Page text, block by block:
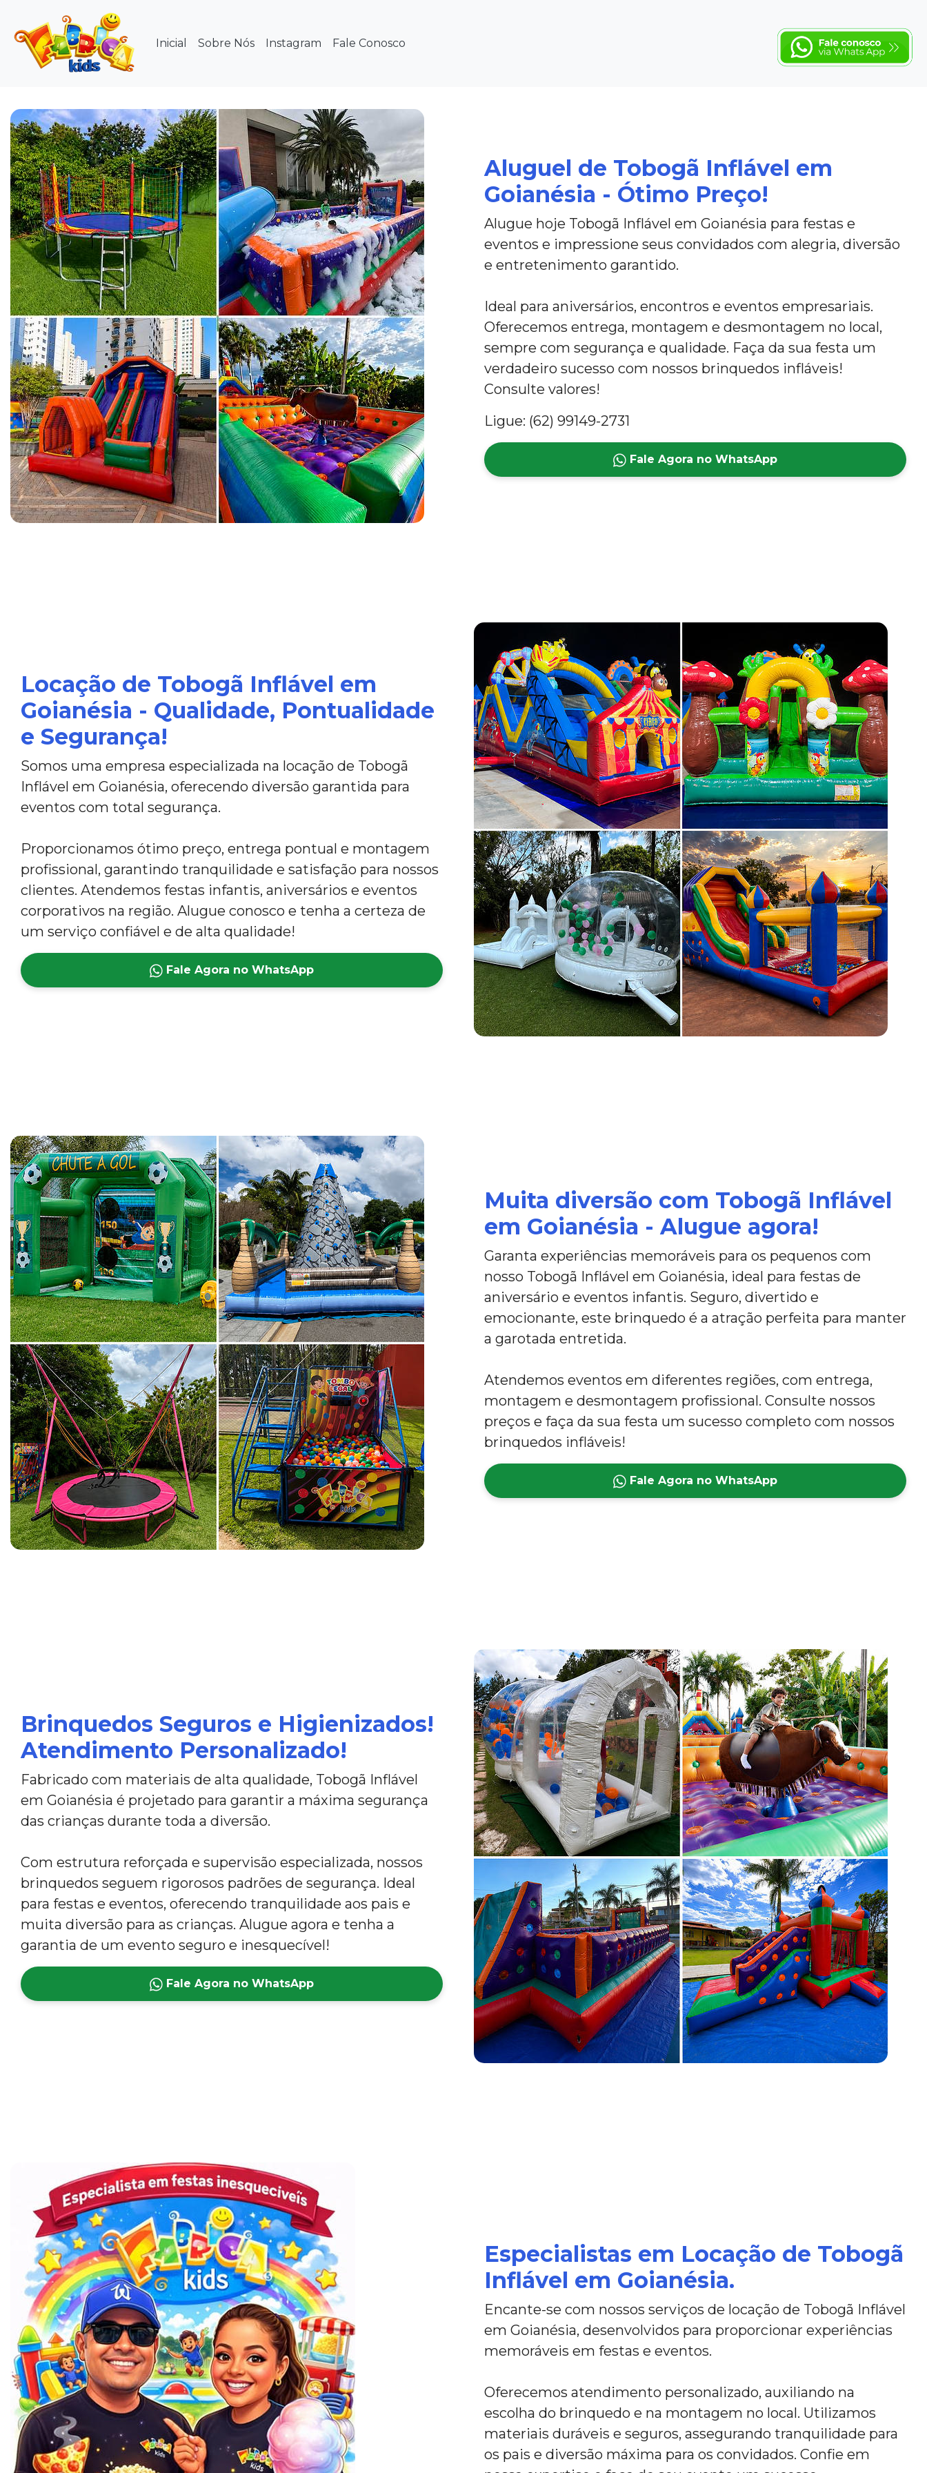
Inicial Sobre Nós Instagram Fale Conosco
Aluguel de Tobogã Inflável em
Goianésia - Ótimo Preço!
Alugue hoje Tobogã Inflável em Goianésia para festas e
eventos e impressione seus convidados com alegria, diversão
e entretenimento garantido.
Ideal para aniversários, encontros e eventos empresariais.
Oferecemos entrega, montagem e desmontagem no local,
sempre com segurança e qualidade. Faça da sua festa um
verdadeiro sucesso com nossos brinquedos infláveis!
Consulte valores!
Ligue: (62) 99149-2731
Fale Agora no WhatsApp
Locação de Tobogã Inflável em
Goianésia - Qualidade, Pontualidade
e Segurança!
Somos uma empresa especializada na locação de Tobogã
Inflável em Goianésia, oferecendo diversão garantida para
eventos com total segurança.
Proporcionamos ótimo preço, entrega pontual e montagem
profissional, garantindo tranquilidade e satisfação para nossos
clientes. Atendemos festas infantis, aniversários e eventos
corporativos na região. Alugue conosco e tenha a certeza de
um serviço confiável e de alta qualidade!
Fale Agora no WhatsApp
Muita diversão com Tobogã Inflável
em Goianésia - Alugue agora!
Garanta experiências memoráveis para os pequenos com
nosso Tobogã Inflável em Goianésia, ideal para festas de
aniversário e eventos infantis. Seguro, divertido e
emocionante, este brinquedo é a atração perfeita para manter
a garotada entretida.
Atendemos eventos em diferentes regiões, com entrega,
montagem e desmontagem profissional. Consulte nossos
preços e faça da sua festa um sucesso completo com nossos
brinquedos infláveis!
Fale Agora no WhatsApp
Brinquedos Seguros e Higienizados!
Atendimento Personalizado!
Fabricado com materiais de alta qualidade, Tobogã Inflável
em Goianésia é projetado para garantir a máxima segurança
das crianças durante toda a diversão.
Com estrutura reforçada e supervisão especializada, nossos
brinquedos seguem rigorosos padrões de segurança. Ideal
para festas e eventos, oferecendo tranquilidade aos pais e
muita diversão para as crianças. Alugue agora e tenha a
garantia de um evento seguro e inesquecível!
Fale Agora no WhatsApp
Especialistas em Locação de Tobogã
Inflável em Goianésia.
Encante-se com nossos serviços de locação de Tobogã Inflável
em Goianésia, desenvolvidos para proporcionar experiências
memoráveis em festas e eventos.
Oferecemos atendimento personalizado, auxiliando na
escolha do brinquedo e na montagem no local. Utilizamos
materiais duráveis e seguros, assegurando tranquilidade para
os pais e diversão máxima para os convidados. Confie em